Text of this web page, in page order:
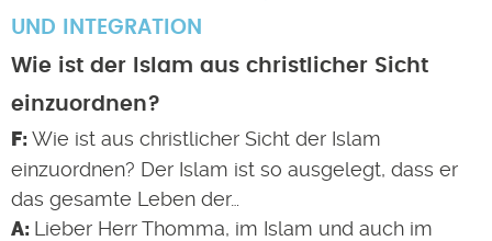
UND INTEGRATION
Wie ist der Islam aus christlicher Sicht
einzuordnen?
Wie ist aus christlicher Sicht der Islam
einzuordnen? Der Islam ist so ausgelegt, dass er
das gesamte Leben der…
Lieber Herr Thomma, im Islam und auch im